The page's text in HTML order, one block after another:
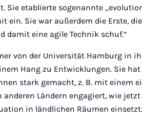
Sie etablierte sogenannte
ein. Sie war außerdem die Erste,
damit eine agile Technik schuf.“
von der Universität Hamburg in
Hang zu Entwicklungen. Sie
stark gemacht, z. B. mit einem
Ländern engagiert, wie
in ländlichen Räumen